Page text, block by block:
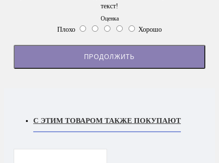
текст!
Оценка
Плохо Хорошо
ПРОДОЛЖИТЬ
С ЭТИМ ТОВАРОМ ТАКЖЕ ПОКУПАЮТ